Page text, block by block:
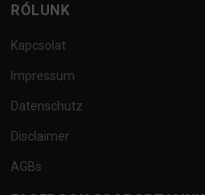
RÓLUNK
Kapcsolat
Impressum
Datenschutz
Disclaimer
AGBs